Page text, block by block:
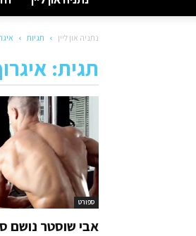
נתניה און ליין תגיות
תגית:
ספורט
אבי שוסטר נושם